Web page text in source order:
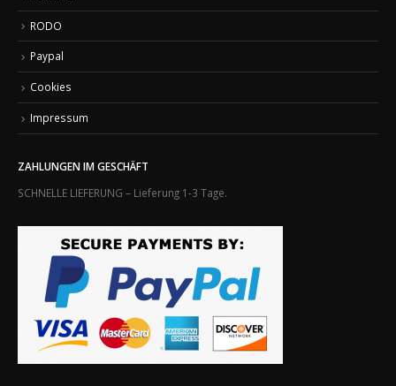
RODO
Paypal
Cookies
Impressum
ZAHLUNGEN IM GESCHÄFT
SCHNELLE LIEFERUNG – Lieferung 1-3 Tage.